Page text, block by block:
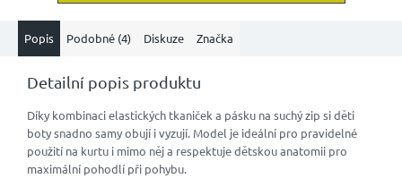
Popis Podobné (4) Diskuze Značka
Detailní popis produktu
Díky kombinaci elastických tkaniček a pásku na suchý zip si děti
boty snadno samy obují i vyzují. Model je ideální pro pravidelné
použití na kurtu i mimo něj a respektuje dětskou anatomii pro
maximální pohodlí při pohybu.